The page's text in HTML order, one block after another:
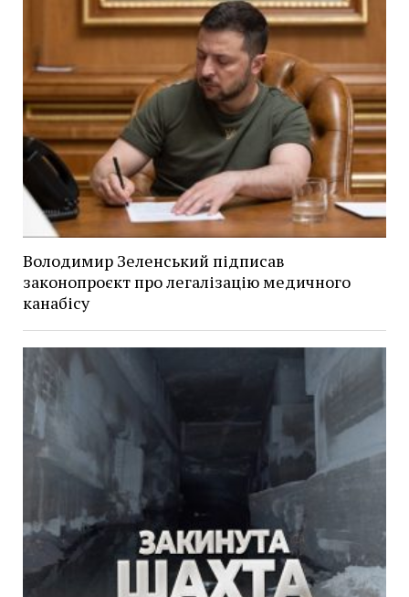
Володимир Зеленський підписав
законопроєкт про легалізацію медичного
канабісу